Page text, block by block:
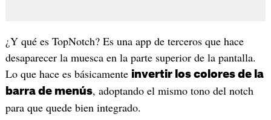
¿Y qué es TopNotch? Es una app de terceros que hace
desaparecer la muesca en la parte superior de la pantalla.
Lo que hace es básicamente invertir los colores de la
barra de menús, adoptando el mismo tono del notch
para que quede bien integrado.